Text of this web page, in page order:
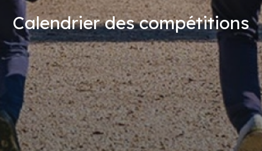
Calendrier des compétitions